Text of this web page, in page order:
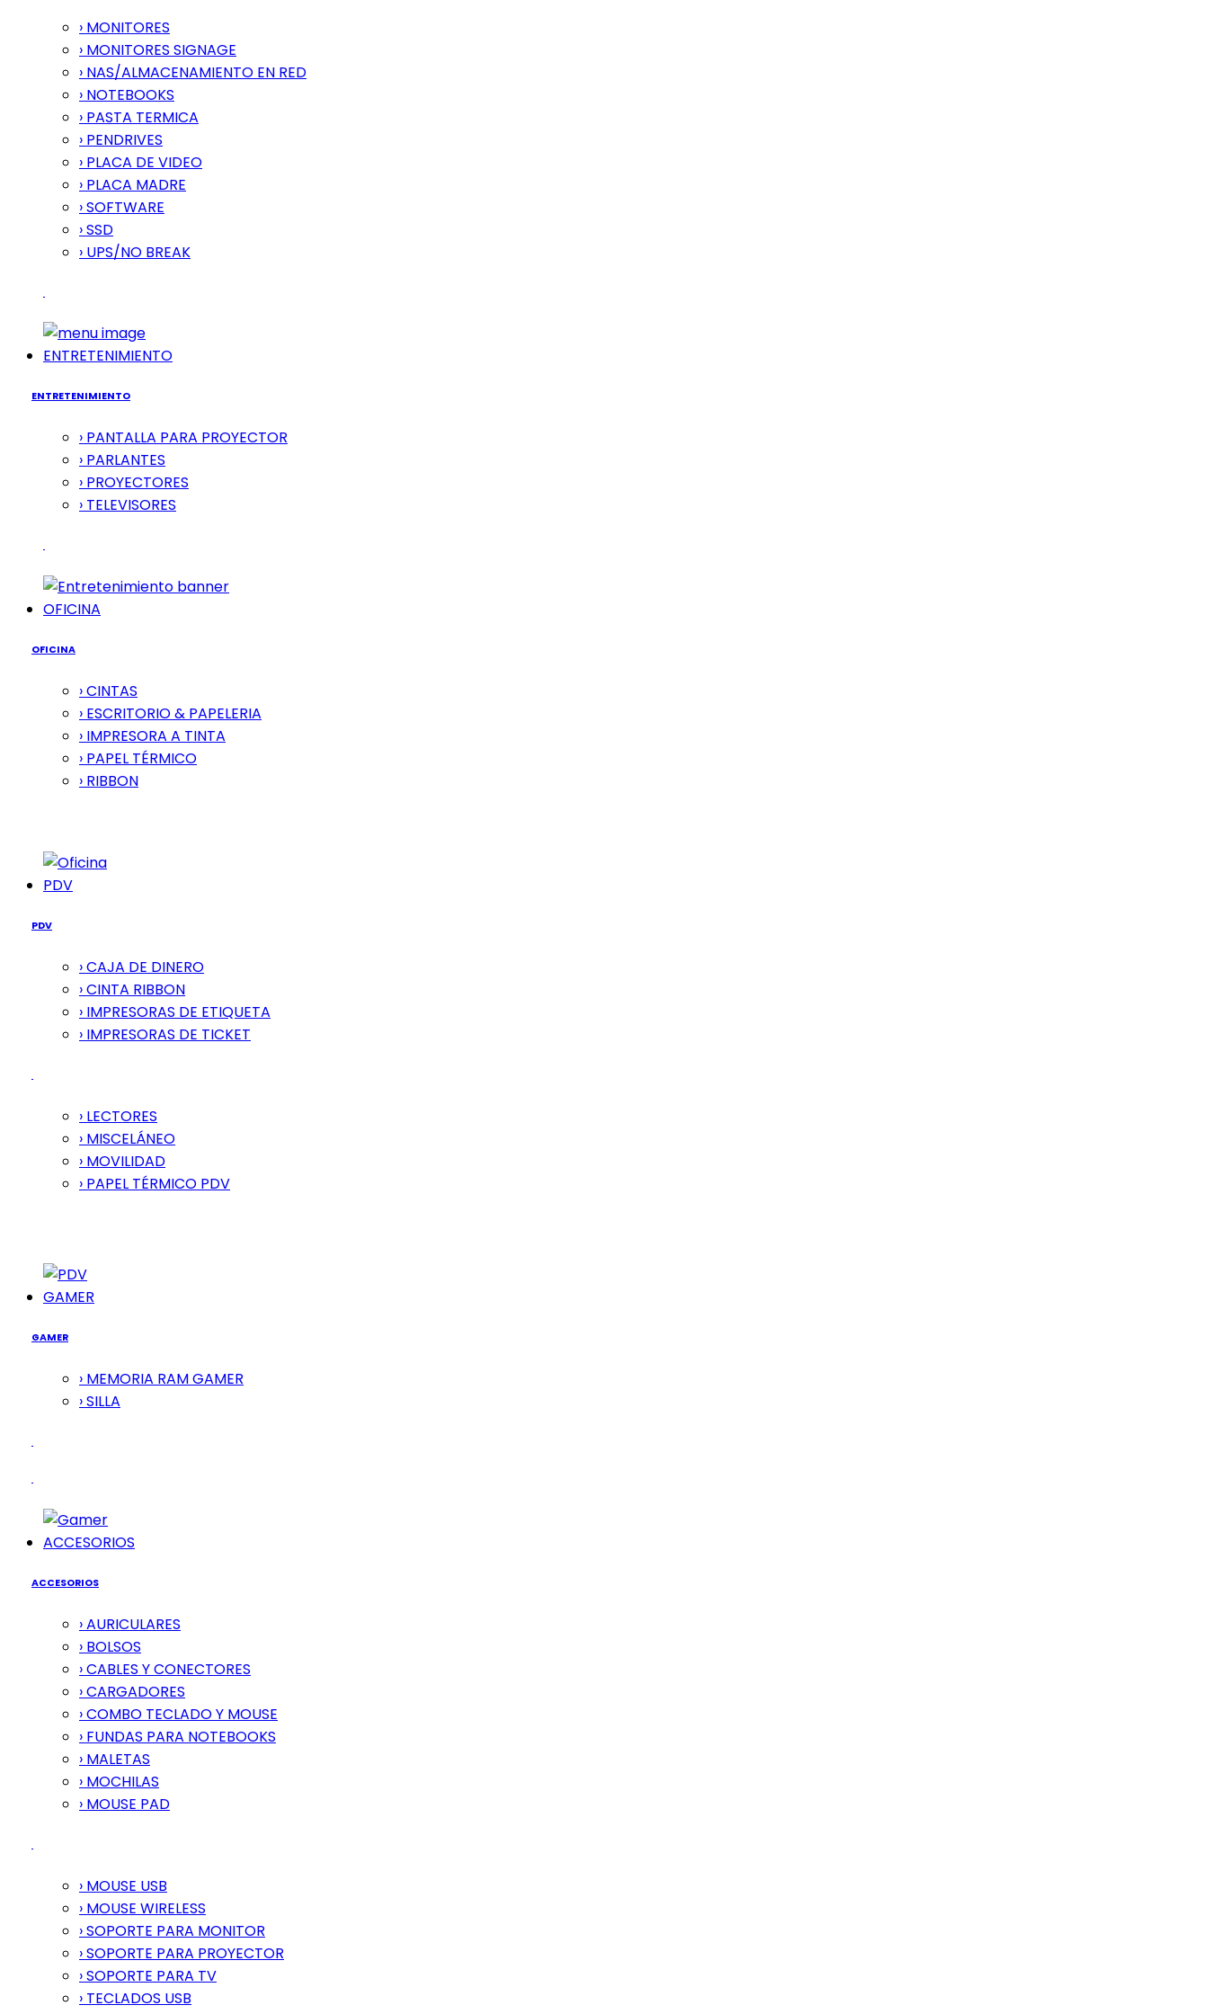
› MONITORES
› MONITORES SIGNAGE
› NAS/ALMACENAMIENTO EN RED
› NOTEBOOKS
› PASTA TERMICA
› PENDRIVES
› PLACA DE VIDEO
› PLACA MADRE
› SOFTWARE
› SSD
› UPS/NO BREAK
ENTRETENIMIENTO
ENTRETENIMIENTO
› PANTALLA PARA PROYECTOR
› PARLANTES
› PROYECTORES
› TELEVISORES
OFICINA
OFICINA
› CINTAS
› ESCRITORIO & PAPELERIA
› IMPRESORA A TINTA
› PAPEL TÉRMICO
› RIBBON
PDV
PDV
› CAJA DE DINERO
› CINTA RIBBON
› IMPRESORAS DE ETIQUETA
› IMPRESORAS DE TICKET
› LECTORES
› MISCELÁNEO
› MOVILIDAD
› PAPEL TÉRMICO PDV
GAMER
GAMER
› MEMORIA RAM GAMER
› SILLA
ACCESORIOS
ACCESORIOS
› AURICULARES
› BOLSOS
› CABLES Y CONECTORES
› CARGADORES
› COMBO TECLADO Y MOUSE
› FUNDAS PARA NOTEBOOKS
› MALETAS
› MOCHILAS
› MOUSE PAD
› MOUSE USB
› MOUSE WIRELESS
› SOPORTE PARA MONITOR
› SOPORTE PARA PROYECTOR
› SOPORTE PARA TV
› TECLADOS USB